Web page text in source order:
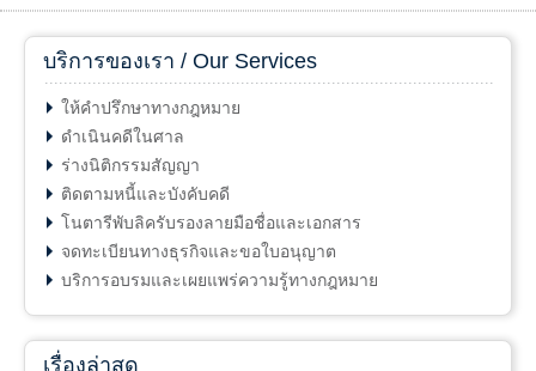
บริการของเรา / Our Services
ให้คำปรึกษาทางกฎหมาย
ดำเนินคดีในศาล
ร่างนิติกรรมสัญญา
ติดตามหนี้และบังคับคดี
โนตารีพับลิครับรองลายมือชื่อและเอกสาร
จดทะเบียนทางธุรกิจและขอใบอนุญาต
บริการอบรมและเผยแพร่ความรู้ทางกฎหมาย
เรื่องล่าสุด